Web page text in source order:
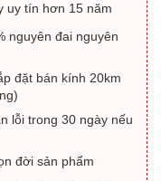
uy tín hơn 15 năm
nguyên đai nguyên
đặt bán kính 20km
lỗi trong 30 ngày nếu
đời sản phẩm